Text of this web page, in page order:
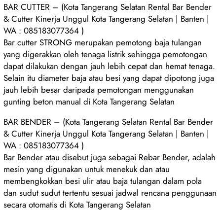
BAR CUTTER – (Kota Tangerang Selatan Rental Bar Bender
& Cutter Kinerja Unggul Kota Tangerang Selatan | Banten |
WA : 085183077364 )
Bar cutter STRONG merupakan pemotong baja tulangan
yang digerakkan oleh tenaga listrik sehingga pemotongan
dapat dilakukan dengan jauh lebih cepat dan hemat tenaga.
Selain itu diameter baja atau besi yang dapat dipotong juga
jauh lebih besar daripada pemotongan menggunakan
gunting beton manual di Kota Tangerang Selatan
BAR BENDER – (Kota Tangerang Selatan Rental Bar Bender
& Cutter Kinerja Unggul Kota Tangerang Selatan | Banten |
WA : 085183077364 )
Bar Bender atau disebut juga sebagai Rebar Bender, adalah
mesin yang digunakan untuk menekuk dan atau
membengkokkan besi ulir atau baja tulangan dalam pola
dan sudut sudut tertentu sesuai jadwal rencana penggunaan
secara otomatis di Kota Tangerang Selatan